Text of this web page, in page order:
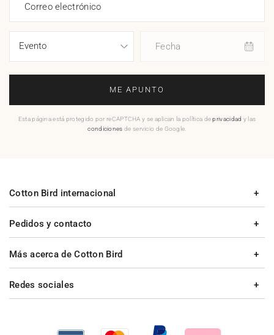
Correo electrónico
Fecha
ME APUNTO
Esta página está protegido por reCAPTCHA y se aplican la política deprivacidad y las
condiciones de servicio de Google.
Pedidos y contacto
Más acerca de Cotton Bird
Cotton Bird internacional
Redes sociales